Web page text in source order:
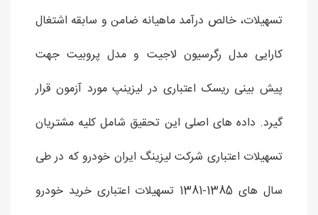
تسهیلات، خالص درآمد ماهیانه ضامن و سابقه اشتغال
کارایی مدل رگرسیون لاجیت و مدل پروبیت جهت
پیش بینی ریسک اعتباری در لیزینپ مورد آزمون قرار
گیرد. داده های اصلی این تحقیق شامل کلیه مشتریان
تسهیلات اعتباری شرکت لیزینگ ایران خودرو که در طی
سال های 1385-1381 تسهیلات اعتباری خرید خودرو